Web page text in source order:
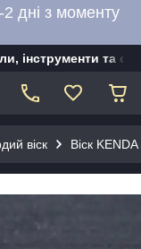
дні з моменту
інструменти та
віск Віск